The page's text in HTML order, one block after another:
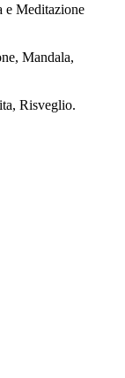
e Meditazione
Mandala,
Risveglio.